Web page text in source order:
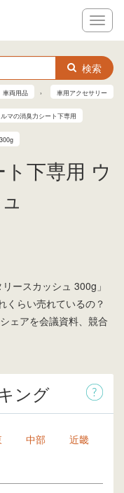
メ
ニ
ー
検索
車両用品 車用アクセサリー
ルマの消臭力シート下専用
下専用 ウ
ースカッシュ 300g」
くらい売れているの？
ェアを会議資料、競合
ング
中部 近畿